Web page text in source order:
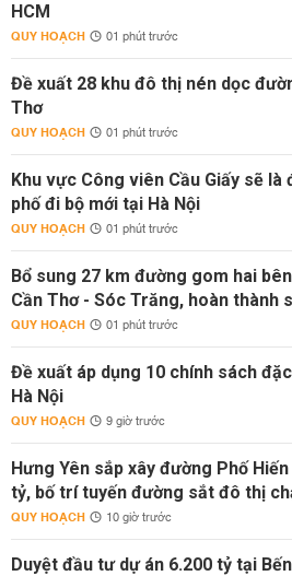
HCM
QUY HOẠCH 01 phút trước
Đề xuất 28 khu đô thị nén dọc
Thơ
QUY HOẠCH 01 phút trước
Khu vực Công viên Cầu Giấy sẽ là
phố đi bộ mới tại Hà Nội
QUY HOẠCH 01 phút trước
Bổ sung 27 km đường gom hai
Cần Thơ - Sóc Trăng, hoàn thành
QUY HOẠCH 01 phút trước
Đề xuất áp dụng 10 chính sách
Hà Nội
QUY HOẠCH 9 giờ trước
Hưng Yên sắp xây đường Phố
tỷ, bố trí tuyến đường sắt đô thị
QUY HOẠCH 10 giờ trước
Duyệt đầu tư dự án 6.200 tỷ tại